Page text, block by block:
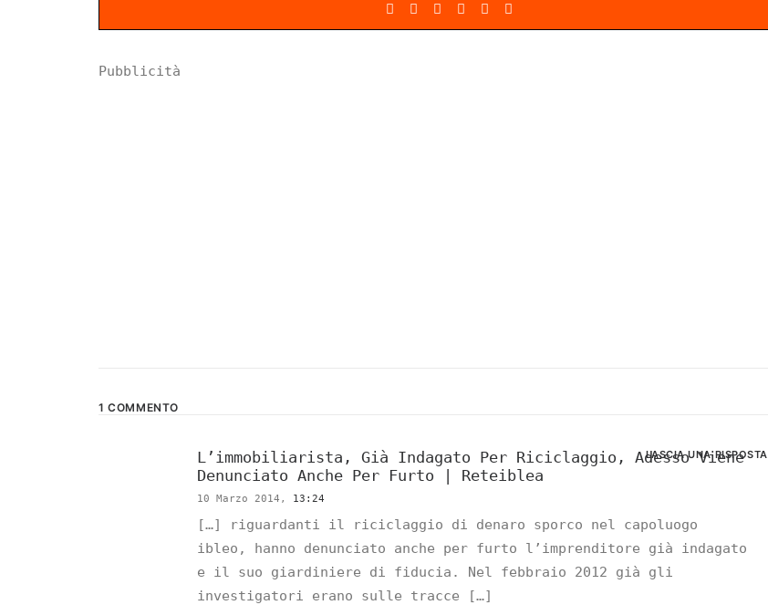
Pubblicità
1 COMMENTO
L’immobiliarista, Già Indagato Per Riciclaggio, Adesso Viene
Denunciato Anche Per Furto | Reteiblea
10 Marzo 2014, 13:24
[…] riguardanti il riciclaggio di denaro sporco nel capoluogo
ibleo, hanno denunciato anche per furto l’imprenditore già indagato
e il suo giardiniere di fiducia. Nel febbraio 2012 già gli
investigatori erano sulle tracce […]
LASCIA UNA RISPOSTA